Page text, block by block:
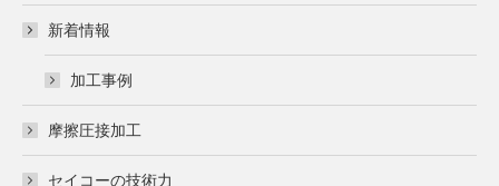
windowwindow
新着情報
加工事例
摩擦圧接加工
セイコーの技術力